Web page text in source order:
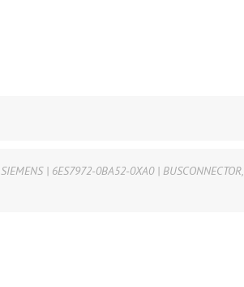
SIEMENS | 6ES7972-0BA52-0XA0 | BUSCONNECTOR,